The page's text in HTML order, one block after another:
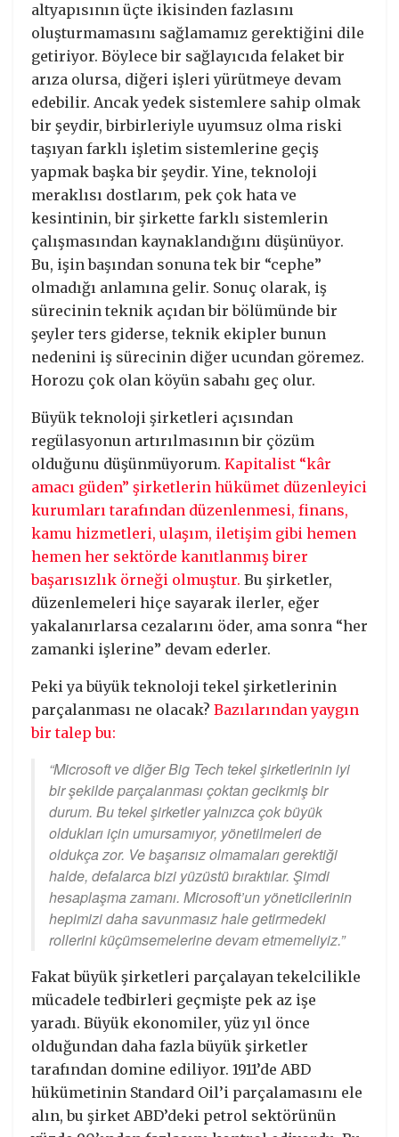
altyapısının üçte ikisinden fazlasını
oluşturmamasını sağlamamız gerektiğini dile
getiriyor. Böylece bir sağlayıcıda felaket bir
arıza olursa, diğeri işleri yürütmeye devam
edebilir. Ancak yedek sistemlere sahip olmak
bir şeydir, birbirleriyle uyumsuz olma riski
taşıyan farklı işletim sistemlerine geçiş
yapmak başka bir şeydir. Yine, teknoloji
meraklısı dostlarım, pek çok hata ve
kesintinin, bir şirkette farklı sistemlerin
çalışmasından kaynaklandığını düşünüyor.
Bu, işin başından sonuna tek bir “cephe”
olmadığı anlamına gelir. Sonuç olarak, iş
sürecinin teknik açıdan bir bölümünde bir
şeyler ters giderse, teknik ekipler bunun
nedenini iş sürecinin diğer ucundan göremez.
Horozu çok olan köyün sabahı geç olur.
Büyük teknoloji şirketleri açısından
regülasyonun artırılmasının bir çözüm
olduğunu düşünmüyorum. Kapitalist “kâr
amacı güden” şirketlerin hükümet düzenleyici
kurumları tarafından düzenlenmesi, finans,
kamu hizmetleri, ulaşım, iletişim gibi hemen
hemen her sektörde kanıtlanmış birer
başarısızlık örneği olmuştur. Bu şirketler,
düzenlemeleri hiçe sayarak ilerler, eğer
yakalanırlarsa cezalarını öder, ama sonra “her
zamanki işlerine” devam ederler.
Peki ya büyük teknoloji tekel şirketlerinin
parçalanması ne olacak? Bazılarından yaygın
bir talep bu:
“Microsoft ve diğer Big Tech tekel şirketlerinin iyi
bir şekilde parçalanması çoktan gecikmiş bir
durum. Bu tekel şirketler yalnızca çok büyük
oldukları için umursamıyor, yönetilmeleri de
oldukça zor. Ve başarısız olmamaları gerektiği
halde, defalarca bizi yüzüstü bıraktılar. Şimdi
hesaplaşma zamanı. Microsoft’un yöneticilerinin
hepimizi daha savunmasız hale getirmedeki
rollerini küçümsemelerine devam etmemeliyiz.”
Fakat büyük şirketleri parçalayan tekelcilikle
mücadele tedbirleri geçmişte pek az işe
yaradı. Büyük ekonomiler, yüz yıl önce
olduğundan daha fazla büyük şirketler
tarafından domine ediliyor. 1911’de ABD
hükümetinin Standard Oil’i parçalamasını ele
alın, bu şirket ABD’deki petrol sektörünün